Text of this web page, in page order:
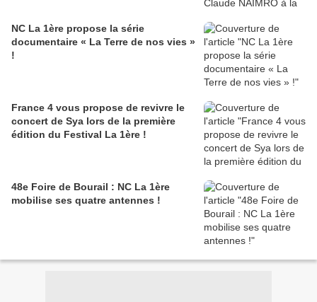
NC La 1ère propose la série
documentaire « La Terre de nos vies »
!
France 4 vous propose de revivre le
concert de Sya lors de la première
édition du Festival La 1ère !
48e Foire de Bourail : NC La 1ère
mobilise ses quatre antennes !